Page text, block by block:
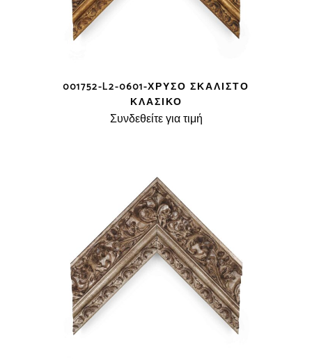
001752-L2-0601-ΧΡΥΣΌ ΣΚΑΛΙΣΤΌ
ΚΛΑΣΙΚΌ
Συνδεθείτε για τιμή